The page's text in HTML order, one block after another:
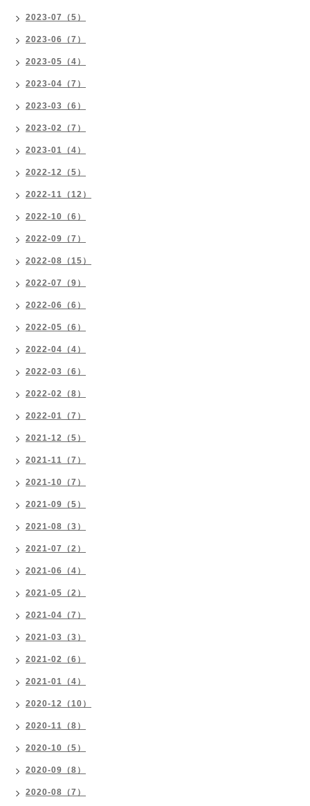
2023-07（5）
2023-06（7）
2023-05（4）
2023-04（7）
2023-03（6）
2023-02（7）
2023-01（4）
2022-12（5）
2022-11（12）
2022-10（6）
2022-09（7）
2022-08（15）
2022-07（9）
2022-06（6）
2022-05（6）
2022-04（4）
2022-03（6）
2022-02（8）
2022-01（7）
2021-12（5）
2021-11（7）
2021-10（7）
2021-09（5）
2021-08（3）
2021-07（2）
2021-06（4）
2021-05（2）
2021-04（7）
2021-03（3）
2021-02（6）
2021-01（4）
2020-12（10）
2020-11（8）
2020-10（5）
2020-09（8）
2020-08（7）